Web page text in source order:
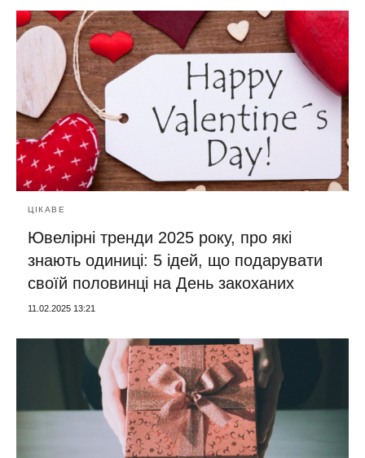
ЦІКАВЕ
Ювелірні тренди 2025 року, про які
знають одиниці: 5 ідей, що подарувати
своїй половинці на День закоханих
11.02.2025 13:21